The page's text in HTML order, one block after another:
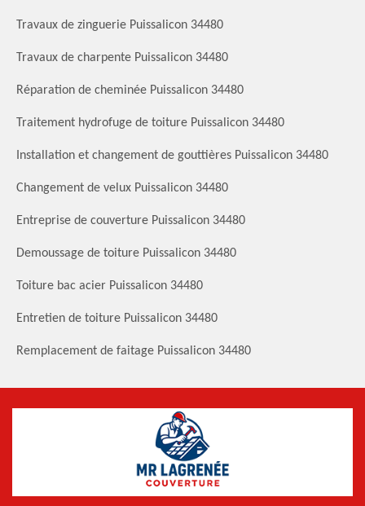
Travaux de zinguerie Puissalicon 34480
Travaux de charpente Puissalicon 34480
Réparation de cheminée Puissalicon 34480
Traitement hydrofuge de toiture Puissalicon 34480
Installation et changement de gouttières Puissalicon 34480
Changement de velux Puissalicon 34480
Entreprise de couverture Puissalicon 34480
Demoussage de toiture Puissalicon 34480
Toiture bac acier Puissalicon 34480
Entretien de toiture Puissalicon 34480
Remplacement de faitage Puissalicon 34480